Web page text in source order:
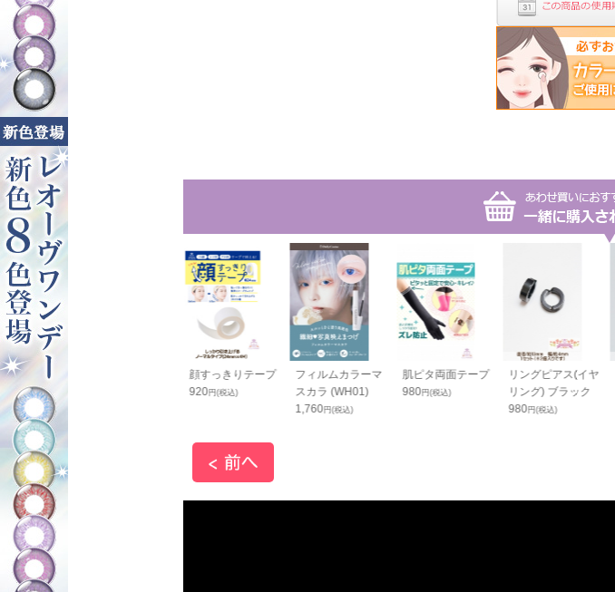
ピアス(イヤ
) ブラック
(税込)
顔すっきりテープ
920 円(税込)
フィルムカラーマ
スカラ (WH01)
1,760 円(税込)
肌ピタ両面テープ
980 円(税込)
リングピアス(イヤ
リング) ブラック
980 円(税込)